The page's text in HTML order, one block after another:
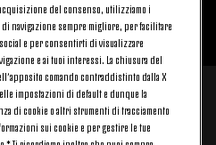
175 10151 Torino - Italia;
Il servizio è attivo dal lunedì al
del consenso, utilizziamo i
navigazione sempre migliore, per facilitare
e per consentirti di visualizzare
e ai tuoi interessi. La chiusura del
comando contraddistinto dalla X
impostazioni di default e dunque la
di cookie o altri strumenti di tracciamento
sui cookie e per gestire le tue